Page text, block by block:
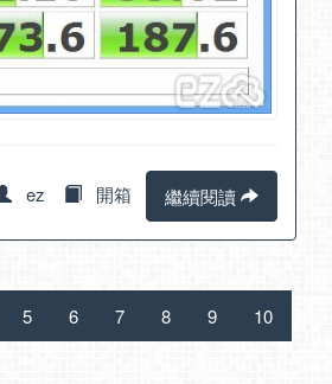
ez 開箱 繼續閱讀
5 6 7 8 9 10